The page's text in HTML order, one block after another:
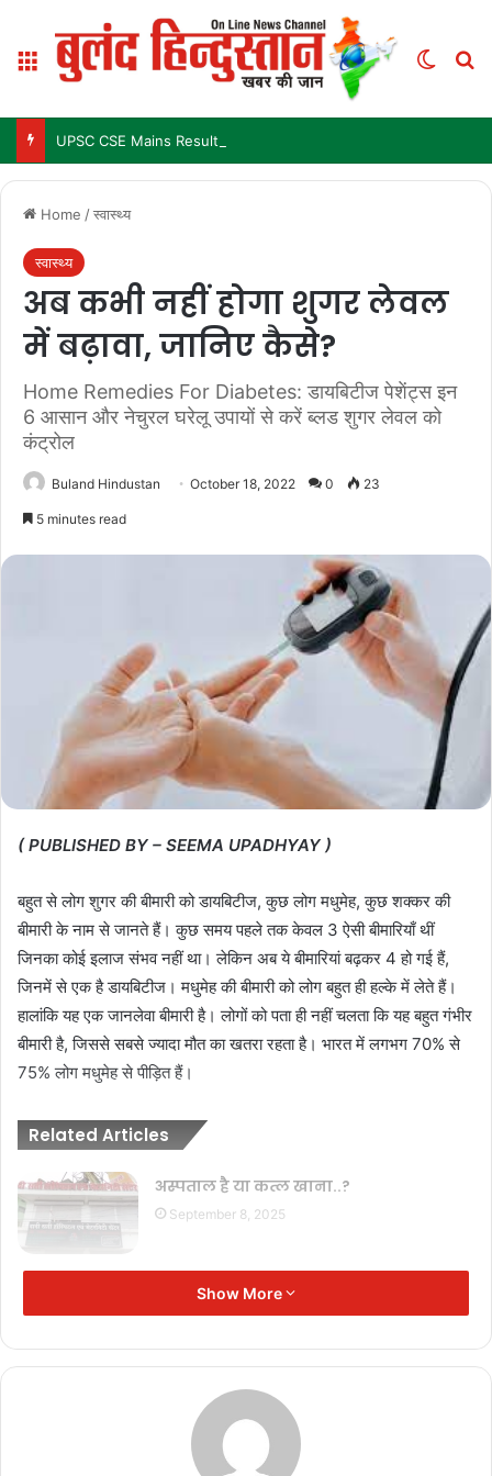
Menu
Home /स्वास्थ्य
स्वास्थ्य
अब कभी नहीं होगा शुगर लेवल
में बढ़ावा, जानिए कैसे?
Home Remedies For Diabetes: डायबिटीज पेशेंट्स इन
6 आसान और नेचुरल घरेलू उपायों से करें ब्लड शुगर लेवल को
कंट्रोल
Buland Hindustan October 18, 2022 0 23
5 minutes read
( PUBLISHED BY – SEEMA UPADHYAY )
बहुत से लोग शुगर की बीमारी को डायबिटीज, कुछ लोग मधुमेह, कुछ शक्कर की
बीमारी के नाम से जानते हैं। कुछ समय पहले तक केवल 3 ऐसी बीमारियाँ थीं
जिनका कोई इलाज संभव नहीं था। लेकिन अब ये बीमारियां बढ़कर 4 हो गई हैं,
जिनमें से एक है डायबिटीज। मधुमेह की बीमारी को लोग बहुत ही हल्के में लेते हैं।
हालांकि यह एक जानलेवा बीमारी है। लोगों को पता ही नहीं चलता कि यह बहुत गंभीर
बीमारी है, जिससे सबसे ज्यादा मौत का खतरा रहता है। भारत में लगभग 70% से
75% लोग मधुमेह से पीड़ित हैं।
Related Articles
अस्पताल है या कत्ल खाना..?
September 8, 2025
Amit Shah : ₹5 लाख तक की मुफ्त स्वास्थ्य
बीमा की सौगात
Health : वजन घटाने में सहायक ये फ़ल
September 3, 2024
Show More